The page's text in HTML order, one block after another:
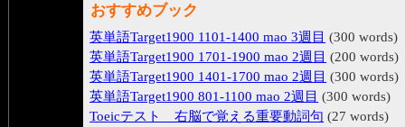
おすすめブック
英単語Target1900 1101-1400 mao 3週目 (300 words)
英単語Target1900 1701-1900 mao 2週目 (200 words)
英単語Target1900 1401-1700 mao 2週目 (300 words)
英単語Target1900 801-1100 mao 2週目 (300 words)
Toeicテスト 右脳で覚える重要動詞句 (27 words)